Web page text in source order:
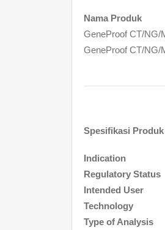
Nama Produk
GeneProof CT/NG/
GeneProof CT/NG/
Spesifikasi Produk
Indication
Regulatory Status
Intended User
Technology
Type of Analysis